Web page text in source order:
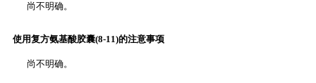
尚不明确。
使用复方氨基酸胶囊(8-11)的注意事项
尚不明确。